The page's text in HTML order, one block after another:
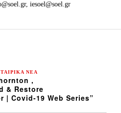
iesoel@soel.gr
ΝΕΑ
,
& Restore
| Covid-19 Web Series”